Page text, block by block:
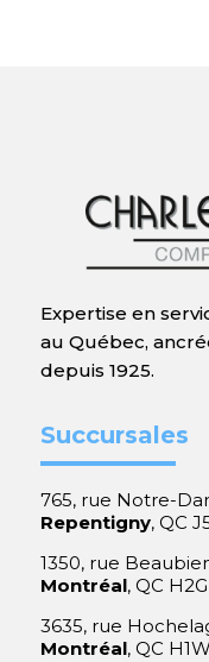
Expertise en
au Québec,
depuis 1925.
Succursales
765, rue Notre-
Repentigny, QC
1350, rue
Montréal, QC
3635, rue
Montréal, QC